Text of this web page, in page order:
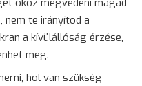
okoz megvédeni magad
nem te irányítod a
a kívülállóság érzése,
meg.
hol van szükség